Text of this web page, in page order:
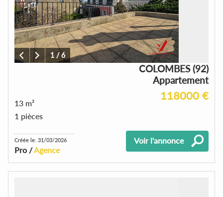
1 /6
COLOMBES (92)
Appartement
118000 €
13 m²
1 pièces
Créée le: 31/03/2026
Pro /Agence
Voir l'annonce